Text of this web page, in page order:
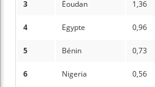
3 Éoudan 1,36
4 Egypte 0,96
5 Bénin 0,73
6 Nigeria 0,56